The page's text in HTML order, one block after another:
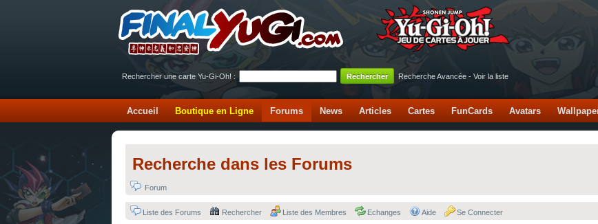
Rechercher une carte Yu-Gi-Oh! :
Recherche Avancée - Voir la liste
Accueil Boutique en Ligne Forums News Articles Cartes FunCards Avatars
Recherche dans les Forums
Forum
Liste des Forums Rechercher Liste des Membres Echanges Aide Se Connecter